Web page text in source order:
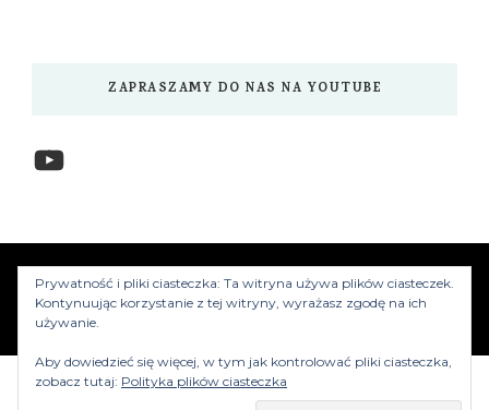
ZAPRASZAMY DO NAS NA YOUTUBE
YouTube
www.myzwiedzamy.pl Vilva | Stworzony przez
Blossom Themes.Silnik:WordPress
Prywatność i pliki ciasteczka: Ta witryna używa plików ciasteczek.
Kontynuując korzystanie z tej witryny, wyrażasz zgodę na ich
używanie.
Aby dowiedzieć się więcej, w tym jak kontrolować pliki ciasteczka,
zobacz tutaj: Polityka plików ciasteczka